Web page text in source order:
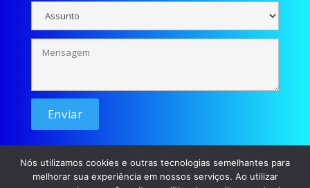
Nós utilizamos cookies e outras tecnologias semelhantes para
melhorar sua experiência em nossos serviços. Ao utilizar